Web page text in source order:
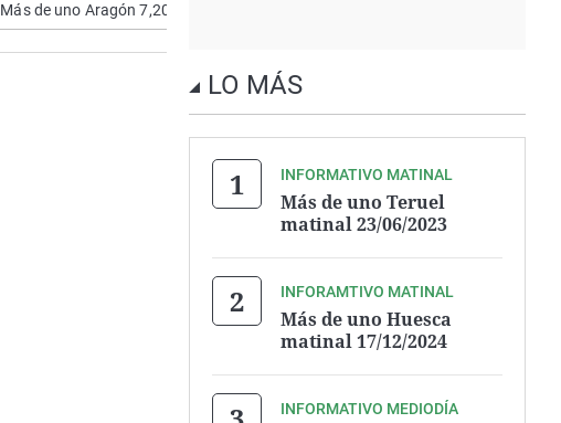
Más de uno Aragón 7,20
LO MÁS
INFORMATIVO MATINAL
Más de uno Teruel
matinal 23/06/2023
INFORAMTIVO MATINAL
Más de uno Huesca
matinal 17/12/2024
INFORMATIVO MEDIODÍA